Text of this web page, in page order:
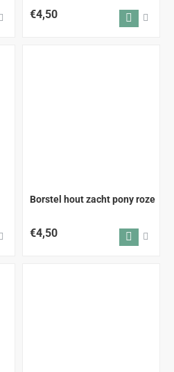
€4,50
Borstel hout zacht pony roze
€4,50